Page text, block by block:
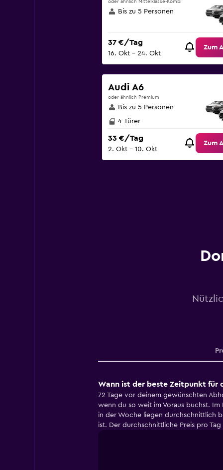
oder ähnlich Mittelklasse-Kombi
Bis zu 5 Personen
37 €/Tag
16. Okt – 24. Okt
Zum
Audi A6
oder ähnlich Premium
Bis zu 5 Personen
4-Türer
33 €/Tag
2. Okt – 10. Okt
Zum
Wann ist der beste Zeitpunkt für
72 Tage vor deinem gewünschten
wenn du so weit im Voraus buchst.
in der Woche liegen durchschnittlich
ist. Der durchschnittliche Preis pro